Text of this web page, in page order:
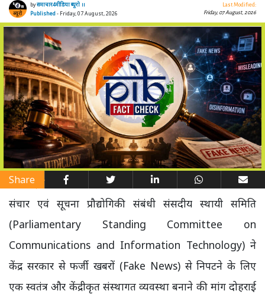
byसमाचार4मीडिया ब्यूरो ।।
Published- Friday, 07 August, 2026
Last Modified:
Friday, 07 August, 2026
Share
संचार एवं सूचना प्रौद्योगिकी संबंधी संसदीय स्थायी समिति
(Parliamentary Standing Committee on
Communications and Information Technology) ने
केंद्र सरकार से फर्जी खबरों (Fake News) से निपटने के लिए
एक स्वतंत्र और केंद्रीकृत संस्थागत व्यवस्था बनाने की मांग दोहराई